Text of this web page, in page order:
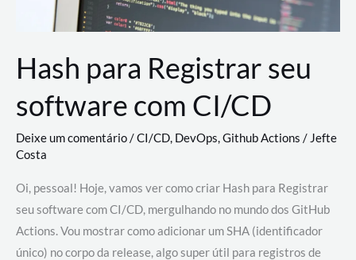
Hash para Registrar seu
software com CI/CD
Deixe um comentário/CI/CD, DevOps,Github Actions /Jefte
Costa
Oi, pessoal! Hoje, vamos ver como criar Hash para Registrar
seu software com CI/CD, mergulhando no mundo dos GitHub
Actions. Vou mostrar como adicionar um SHA (identificador
único) no corpo da release, algo super útil para registros de